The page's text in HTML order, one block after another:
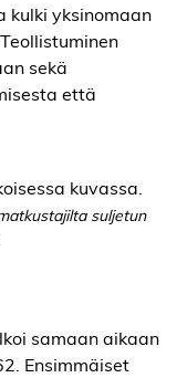
kulki yksinomaan
sekä
että
suljetun
samaan aikaan
Ensimmäiset